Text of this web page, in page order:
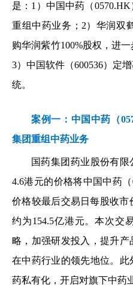
是：1）中国中药（
重组中药业务；2）华润双
购华润紫竹100%股权，进
3）中国软件（600536）定
统。
案例一：中国中药（
集团重组中药业务
国药集团药业股份有限
4.6港元的价格将中国中药
价格较最后交易日每股收市
约为154.5亿港元。本次交
略，加强研发投入，提升
在中药行业的领先地位。
药私有化，开启对旗下中药